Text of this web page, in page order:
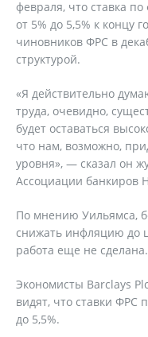
февраля, что ставка
от 5% до 5,5% к концу
чиновников ФРС в
структурой.
«Я действительно
труда, очевидно,
будет оставаться
что нам, возможно,
уровня», — сказал он
Ассоциации банкиров
По мнению Уильямса,
снижать инфляцию до
работа еще не сделана.
Экономисты Barclays
видят, что ставки ФРС
до 5,5%.